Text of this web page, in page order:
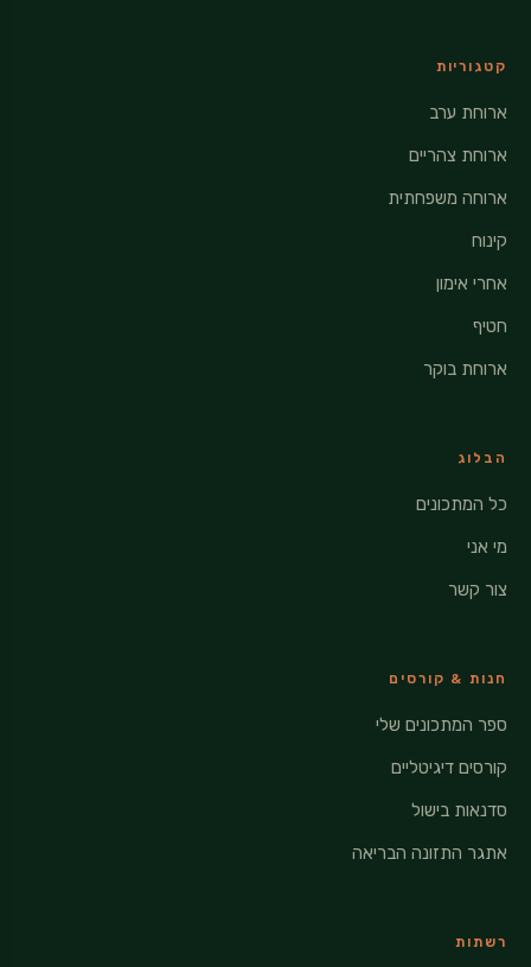
קטגוריות
ארוחת ערב
ארוחת צהריים
ארוחה משפחתית
קינוח
אחרי אימון
חטיף
ארוחת בוקר
הבלוג
כל המתכונים
מי אני
צור קשר
חנות & קורסים
ספר המתכונים שלי
קורסים דיגיטליים
סדנאות בישול
אתגר התזונה הבריאה
רשתות